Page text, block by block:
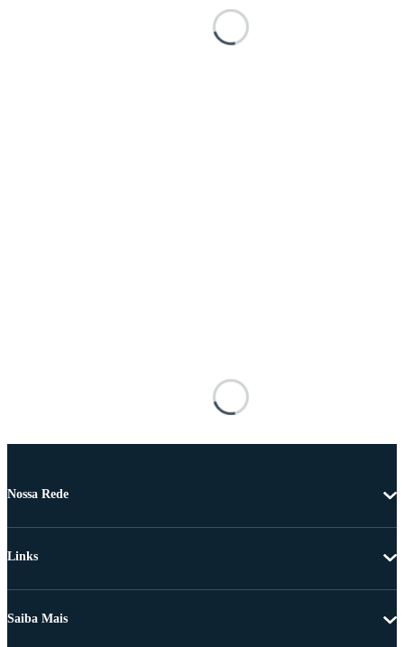
Nossa Rede
Links
Saiba Mais